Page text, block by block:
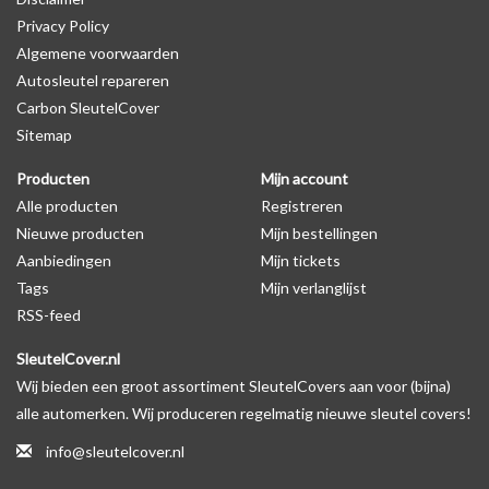
productfoto te kijken of er een logo zichtbaar is.
Levering
Voor 16:00 besteld = Dezelfde dag verzonden
Verzending naar België: 1/3 werkdagen
Specificaties
Merk: SleutelCover
Geschikt voor: Porsche
Gewicht: 20g
Materiaal: Siliconen
Geschikt voor o.a. de volgende modellen:
* Afhankelijk van het bouwjaar
voorbeeld in de productfoto's
Privacy Policy
Algemene voorwaarden
Autosleutel repareren
Carbon SleutelCover
Sitemap
Producten
Alle producten
Nieuwe producten
Aanbiedingen
Tags
RSS-feed
Mijn account
Registreren
Mijn bestellingen
Mijn tickets
Mijn verlanglijst
SleutelCover.nl
Wij bieden een groot assortiment SleutelCovers aan voor (bijna)
alle automerken. Wij produceren regelmatig nieuwe sleutel covers!
info@sleutelcover.nl